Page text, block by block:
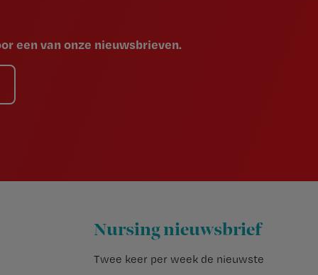
een van onze nieuwsbrieven.
Nursing nieuwsbrief
Twee keer per week de nieuwste